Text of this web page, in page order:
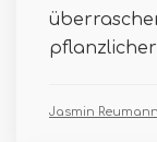
pflanzlicher
Jasmin Reumann